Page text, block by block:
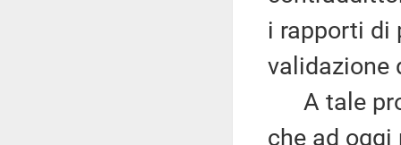
i rapporti di
validazione
A tale
che ad